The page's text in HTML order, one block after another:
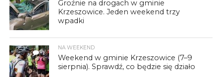
Groźnie na drogach w gminie
Krzeszowice. Jeden weekend trzy
wpadki
1
NA WEEKEND
Weekend w gminie Krzeszowice (7–9
sierpnia). Sprawdź, co będzie się działo